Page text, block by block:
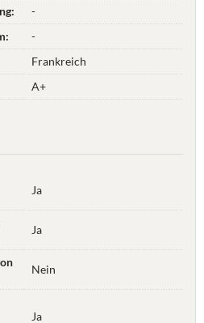
-
-
Frankreich
A+
Ja
Ja
Nein
Ja